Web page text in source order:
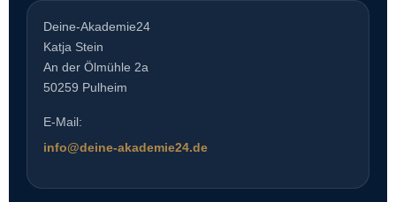
Deine-Akademie24
Katja Stein
An der Ölmühle 2a
50259 Pulheim
E-Mail:
info@deine-akademie24.de